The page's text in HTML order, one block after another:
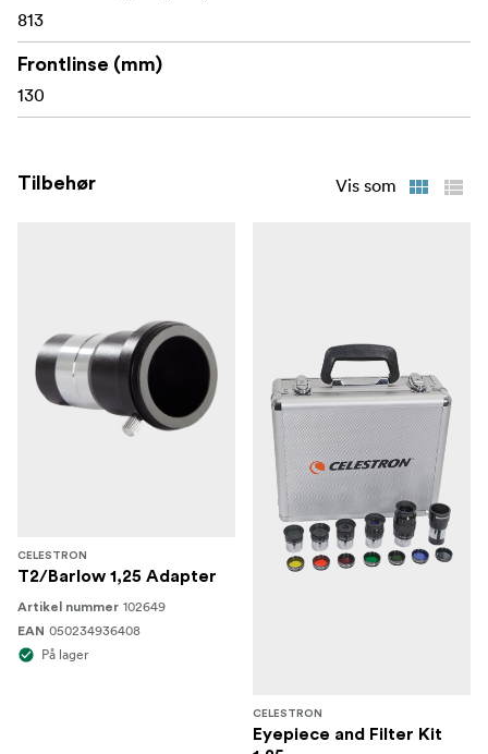
813
Frontlinse (mm)
130
Tilbehør Vis som
CELESTRON
T2/Barlow 1,25 Adapter
Artikel nummer 102649
EAN 050234936408
På lager
CELESTRON
Eyepiece and Filter Kit